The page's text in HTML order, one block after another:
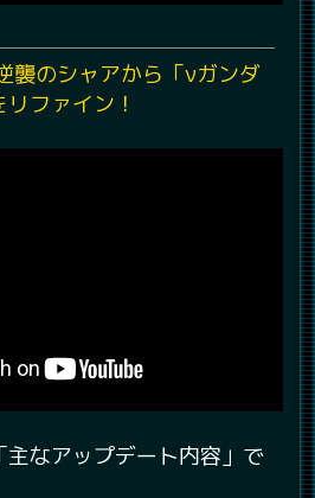
襲のシャアから「νガンダ
ファイン！
なアップデート内容」で